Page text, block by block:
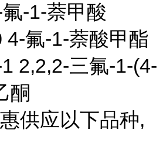
-1-萘甲酸
4-氟-1-萘酸甲酯
2,2,2-三氟-1-(4-
酮
供应以下品种,